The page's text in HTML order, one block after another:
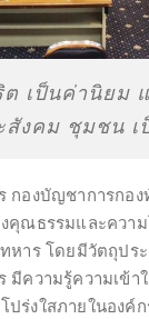
ต เป็นค่านิยม
สังคม ชุมชน เ
กองบัญชาการกอ
คุณธรรมและควา
หาร โดยมีวัตถุปร
มีความรู้ความเข้า
ร่งใสภายในองค์